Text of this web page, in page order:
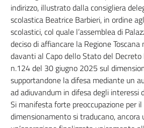
indirizzo, illustrato dalla consigliera
scolastica Beatrice Barbieri, in ordine
scolastici, col quale l’assemblea di
deciso di affiancare la Regione
davanti al Capo dello Stato del
n.124 del 30 giugno 2025 sul
supportandone la difesa mediante un
ad adiuvandum in difesa degli interessi
Si manifesta forte preoccupazione per
dimensionamento si traducano, ancora